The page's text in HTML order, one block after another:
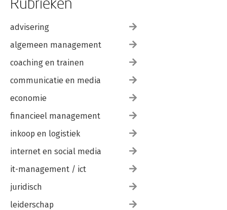
advisering
algemeen management
coaching en trainen
communicatie en media
economie
financieel management
inkoop en logistiek
internet en social media
it-management / ict
juridisch
leiderschap